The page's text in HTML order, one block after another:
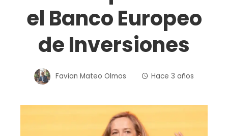
el Banco Europeo
de Inversiones
Favian Mateo Olmos Hace 3 años